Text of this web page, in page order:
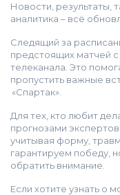
Новости, результаты,
аналитика – всё
Следящий за
предстоящих матчей
телеканала. Это
пропустить важные
«Спартак».
Для тех, кто любит
прогнозами
учитывая форму,
гарантируем победу,
обратить внимание.
Если хотите узнать о